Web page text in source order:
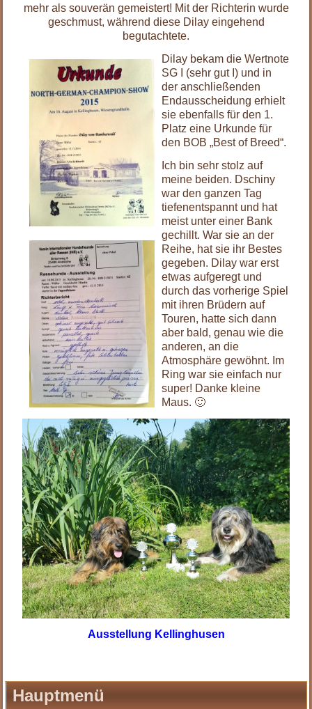
mehr als souverän gemeistert! Mit der Richterin wurde
geschmust, während diese Dilay eingehend
begutachtete.
Dilay bekam die Wertnote
SG I (sehr gut I) und in
der anschließenden
Endausscheidung erhielt
sie ebenfalls für den 1.
Platz eine Urkunde für
den BOB „Best of Breed“.
Ich bin sehr stolz auf
meine beiden. Dschiny
war den ganzen Tag
tiefenentspannt und hat
meist unter einer Bank
gechillt. War sie an der
Reihe, hat sie ihr Bestes
gegeben. Dilay war erst
etwas aufgeregt und
durch das vorherige Spiel
mit ihren Brüdern auf
Touren, hatte sich dann
aber bald, genau wie die
anderen, an die
Atmosphäre gewöhnt. Im
Ring war sie einfach nur
super! Danke kleine
Maus. 🙂
Ausstellung Kellinghusen
Hauptmenü